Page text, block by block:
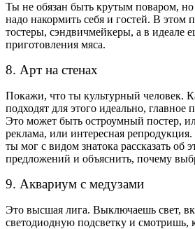
Ты не обязан быть крутым поваром, но
надо накормить себя и гостей. В этом
тостеры, сэндвичмейкеры, а в идеале
приготовления мяса.
8. Арт на стенах
Покажи, что ты культурный человек.
подходят для этого идеально, главное
Это может быть остроумный постер,
реклама, или интересная
ты мог с видом знатока рассказать об
предложений и объяснить, почему
9. Аквариум с медузами
Это высшая лига. Выключаешь свет,
светодиодную подсветку и смотришь,